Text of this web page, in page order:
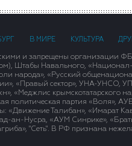
В МИРЕ КУЛЬТУРА
и запрещены организации
Штабы Навального, «Национал-
народа», «Русский
«Правый сектор», УНА-УНСО,
«Меджлис крымскотатарского
политическая партия «Воля»,
«Движение Талибан», «Имарат
ан-Нусра, «АУМ Синрике»,
"Сеть". В РФ признана